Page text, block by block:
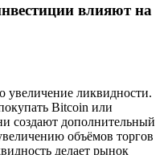
влияют на
увеличение ликвидности.
Bitcoin или
создают дополнительный
объёмов торгов
делает рынок